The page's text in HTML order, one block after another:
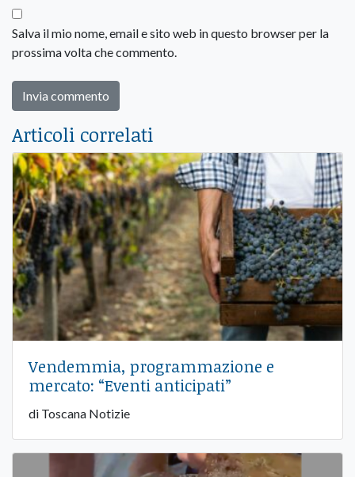
Salva il mio nome, email e sito web in questo browser per la
prossima volta che commento.
Articoli correlati
Vendemmia, programmazione e
mercato: “Eventi anticipati”
di Toscana Notizie